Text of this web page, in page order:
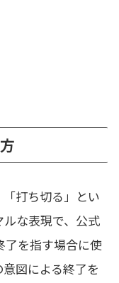
打ち切る」とい
な表現で、公式
了を指す場合に使
図による終了を